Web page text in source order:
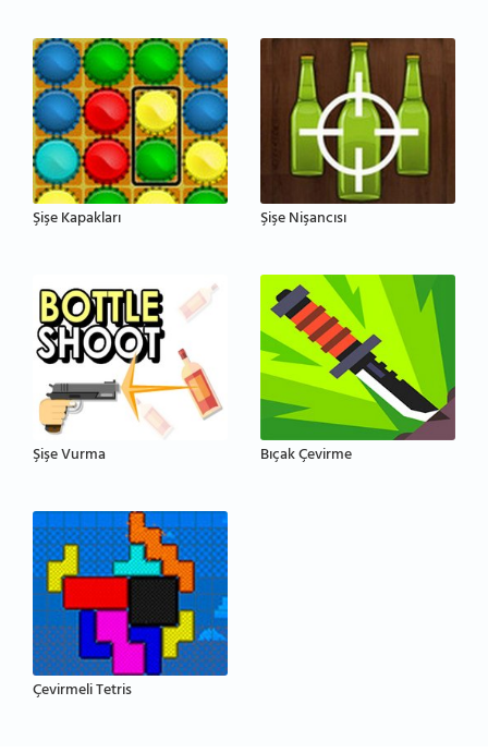
Şişe Kapakları Şişe Nişancısı
Şişe Vurma Bıçak Çevirme
Çevirmeli Tetris